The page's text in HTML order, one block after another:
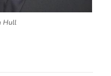
Hull